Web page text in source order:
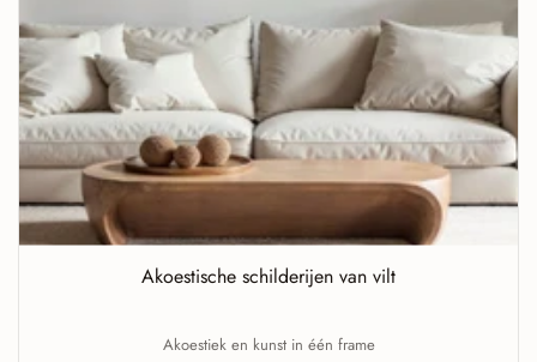
Akoestische schilderijen van vilt
Akoestiek en kunst in één frame